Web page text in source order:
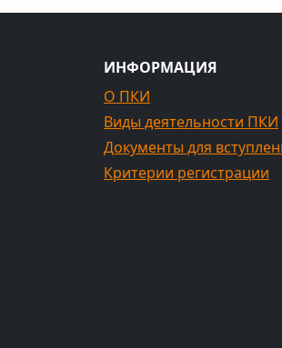
ИНФОРМАЦИЯ
О ПКИ
Виды деятельности ПКИ
Документы для
Критерии регистрации